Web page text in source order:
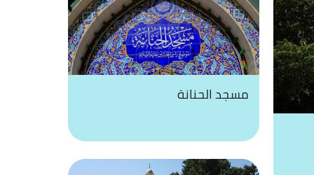
مسجد الحنانة